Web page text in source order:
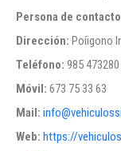
Persona de
Dirección: Poíigono
Teléfono: 985 473280
Móvil: 673 75 33 63
Mail:
Web: https://